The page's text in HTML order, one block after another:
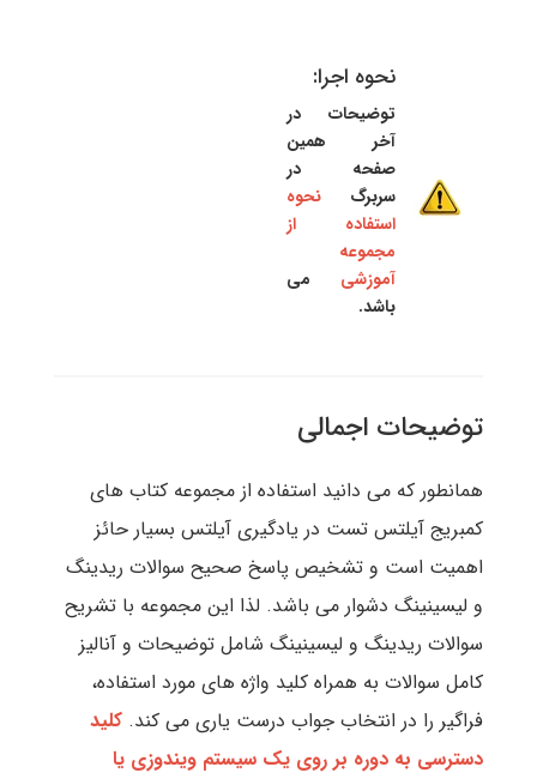
نحوه اجرا:
توضیحات در
آخر همین
صفحه در
سربرگ نحوه
استفاده از
مجموعه
آموزشی می
باشد.
توضیحات اجمالی
همانطور که می دانید استفاده از مجموعه کتاب های
کمبریج آیلتس تست در یادگیری آیلتس بسیار حائز
اهمیت است و تشخیص پاسخ صحیح سوالات ریدینگ
و لیسینینگ دشوار می باشد. لذا این مجموعه با تشریح
سوالات ریدینگ و لیسینینگ شامل توضیحات و آنالیز
کامل سوالات به همراه کلید واژه های مورد استفاده،
فراگیر را در انتخاب جواب درست یاری می کند. کلید
دسترسی به دوره بر روی یک سیستم ویندوزی یا